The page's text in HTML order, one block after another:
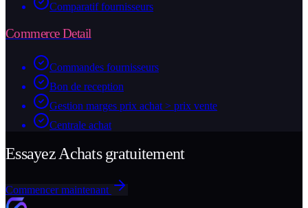
Comparatif fournisseurs
Commerce Detail
Commandes fournisseurs
Bon de reception
Gestion marges prix achat > prix vente
Centrale achat
Essayez Achats gratuitement
Commencer maintenant